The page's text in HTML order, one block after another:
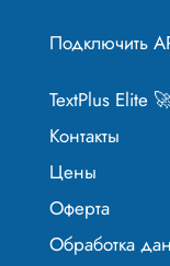
Подключить
TextPlus Elite
Контакты
Цены
Оферта
Обработка